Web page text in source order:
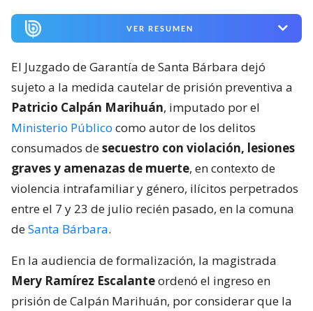
VER RESUMEN
El Juzgado de Garantía de Santa Bárbara dejó
sujeto a la medida cautelar de prisión preventiva a
Patricio Calpán Marihuán, imputado por el
Ministerio Público como autor de los delitos
consumados desecuestro con violación, lesiones
graves y amenazas de muerte, en contexto de
violencia intrafamiliar y género, ilícitos perpetrados
entre el 7 y 23 de julio recién pasado, en la comuna
deSanta Bárbara.
En la audiencia de formalización, la magistrada
Mery Ramírez Escalanteordenó el ingreso en
prisión de Calpán Marihuán, por considerar que la